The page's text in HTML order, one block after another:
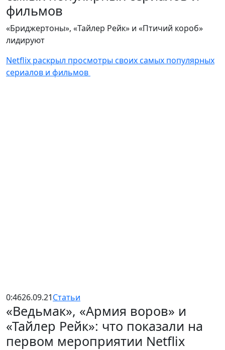
фильмов
«Бриджертоны», «Тайлер Рейк» и «Птичий короб»
лидируют
Netflix раскрыл просмотры своих самых популярных
сериалов и фильмов
0:4626.09.21Статьи
«Ведьмак», «Армия воров» и
«Тайлер Рейк»: что показали на
первом мероприятии Netflix